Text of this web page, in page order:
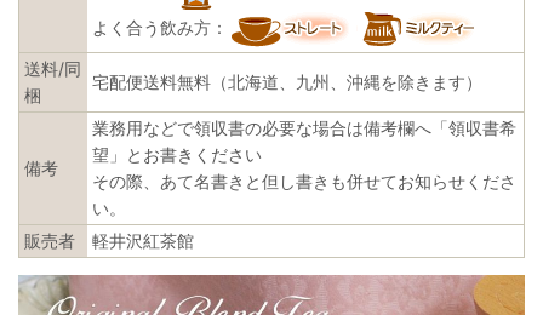
よく合う飲み方：
送料/同
梱
宅配便送料無料（北海道、九州、沖縄を除きます）
備考
業務用などで領収書の必要な場合は備考欄へ「領収書希
望」とお書きください
その際、あて名書きと但し書きも併せてお知らせくださ
い。
販売者
軽井沢紅茶館